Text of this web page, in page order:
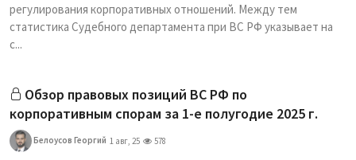
регулирования корпоративных отношений. Между тем
статистика Судебного департамента при ВС РФ указывает на
с...
Обзор правовых позиций ВС РФ по
корпоративным спорам за 1-е полугодие 2025 г.
Белоусов Георгий 1 авг, 25 578